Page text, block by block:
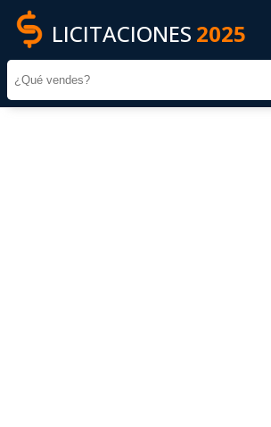
LICITACIONES 2025